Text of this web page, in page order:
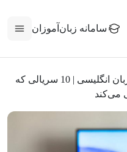
سامانه زبان‌آموزان
انگلیسی |
10 سریالی که
می‌کند